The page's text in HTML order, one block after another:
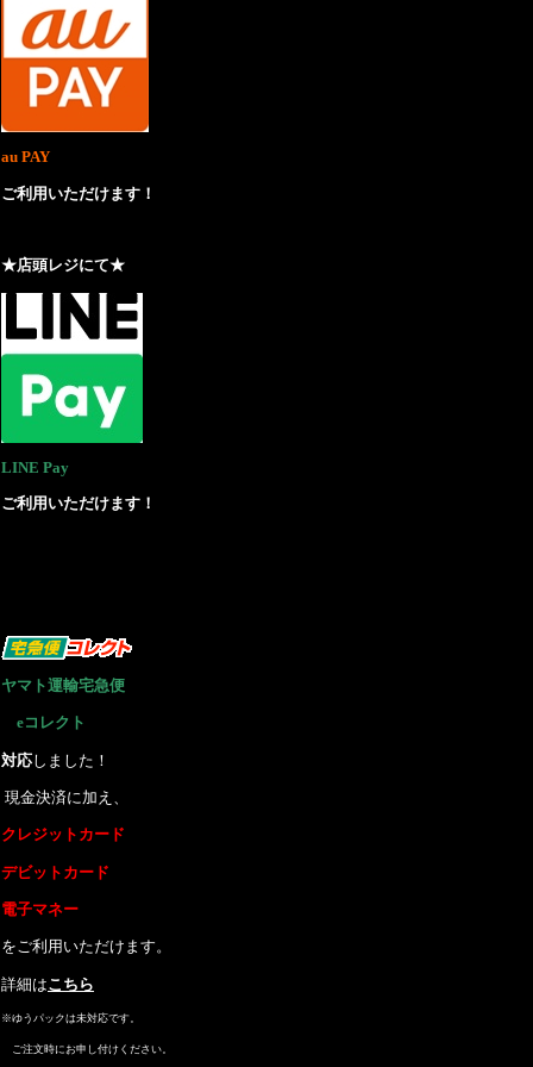
au PAY
ご利用いただけます！
★店頭レジにて★
LINE Pay
ご利用いただけます！
ヤマト運輸宅急便
eコレクト
対応しました！
現金決済に加え、
クレジットカード
デビットカード
電子マネー
をご利用いただけます。
詳細はこちら
※ゆうパックは未対応です。
ご注文時にお申し付けください。